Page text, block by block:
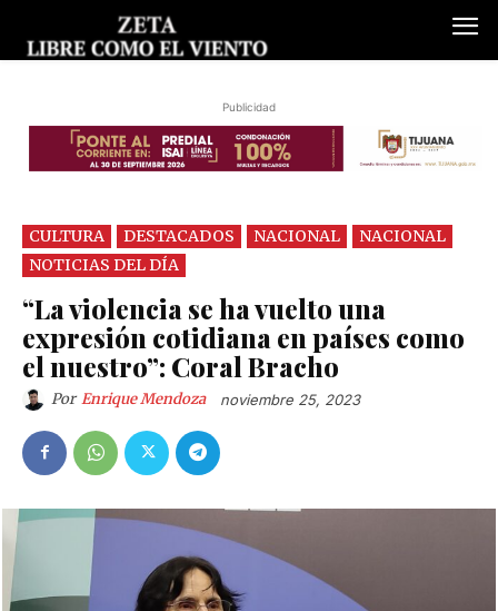
Publicidad
CULTURA DESTACADOS NACIONAL
NACIONAL
NOTICIAS DEL DÍA
“La violencia se ha vuelto una
expresión cotidiana en países como
el nuestro”: Coral Bracho
Por Enrique Mendoza noviembre 25, 2023